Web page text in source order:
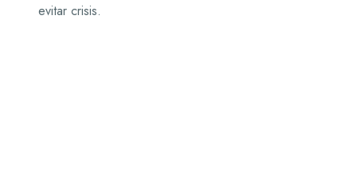
evitar crisis.